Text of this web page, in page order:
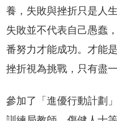
養，失敗與挫折只是人
失敗並不代表自己愚蠢
番努力才能成功。才能
挫折視為挑戰，只有盡
參加了「進優行動計劃